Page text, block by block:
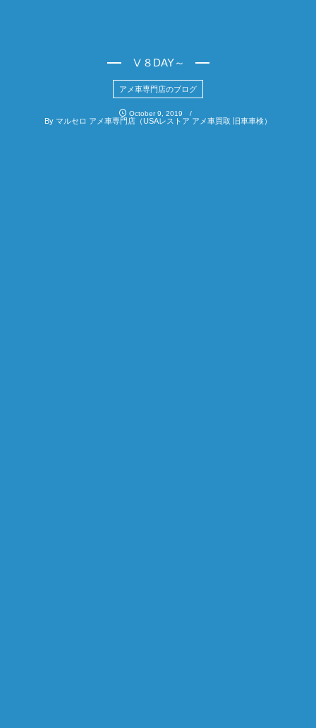
Ⅴ８DAY～
アメ車専門店のブログ
October 9 2019
By マルセロ アメ車専門店（USAレストア アメ車買取 旧車車検）